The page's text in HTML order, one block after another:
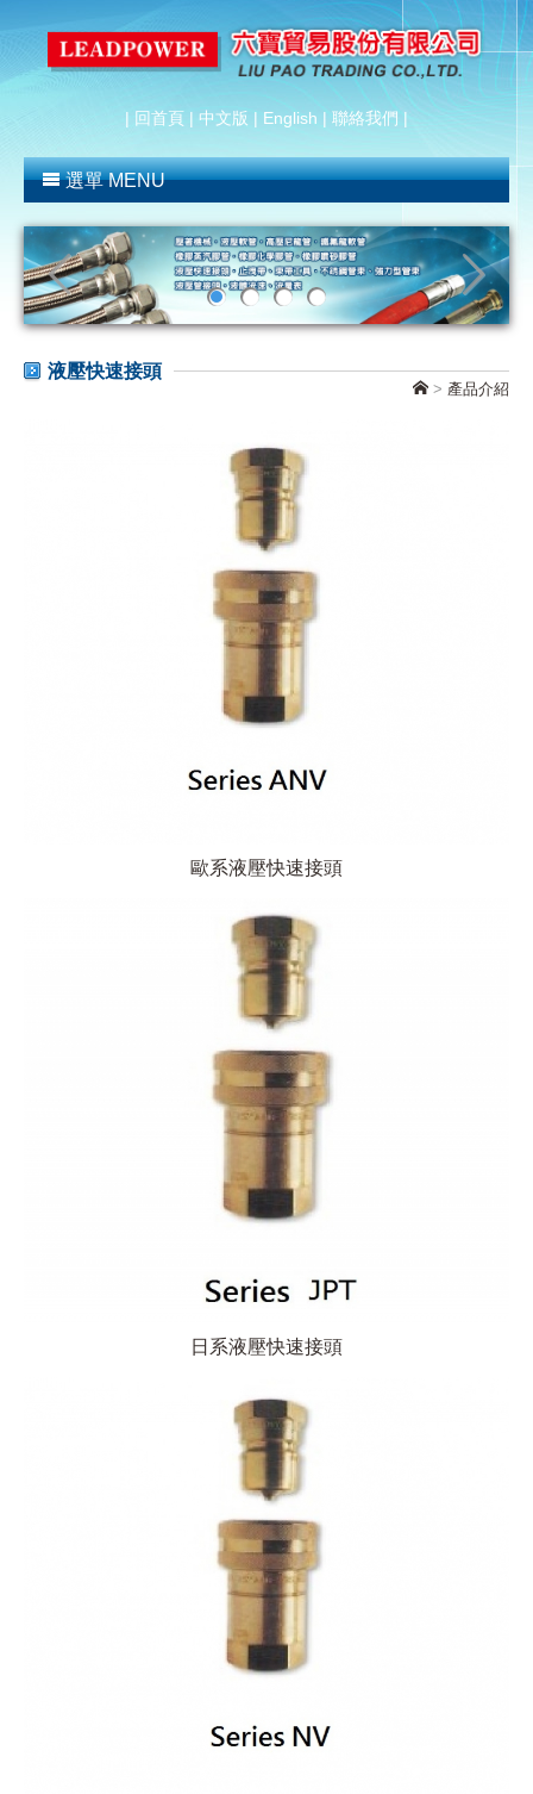
| 回首頁 | 中文版 | English | 聯絡我們 |
選單 MENU
液壓快速接頭
> 產品介紹
歐系液壓快速接頭
日系液壓快速接頭